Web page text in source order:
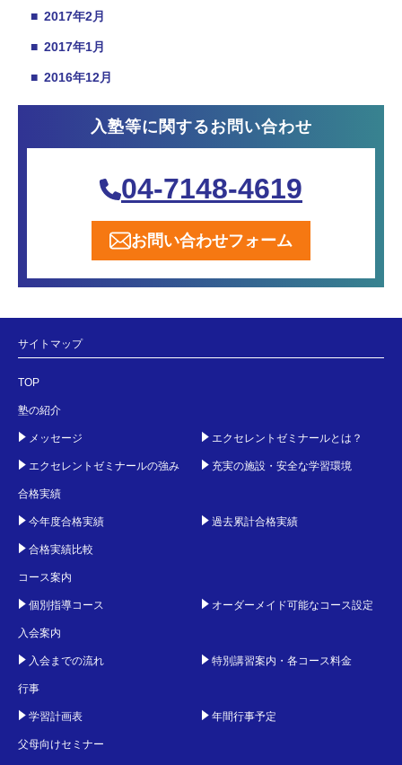
■ 2017年2月
■ 2017年1月
■ 2016年12月
入塾等に関するお問い合わせ
04-7148-4619
お問い合わせフォーム
サイトマップ
TOP
塾の紹介
メッセージ エクセレントゼミナールとは？
エクセレントゼミナールの強み 充実の施設・安全な学習環境
合格実績
今年度合格実績 過去累計合格実績
合格実績比較
コース案内
個別指導コース オーダーメイド可能なコース設定
入会案内
入会までの流れ 特別講習案内・各コース料金
行事
学習計画表 年間行事予定
父母向けセミナー